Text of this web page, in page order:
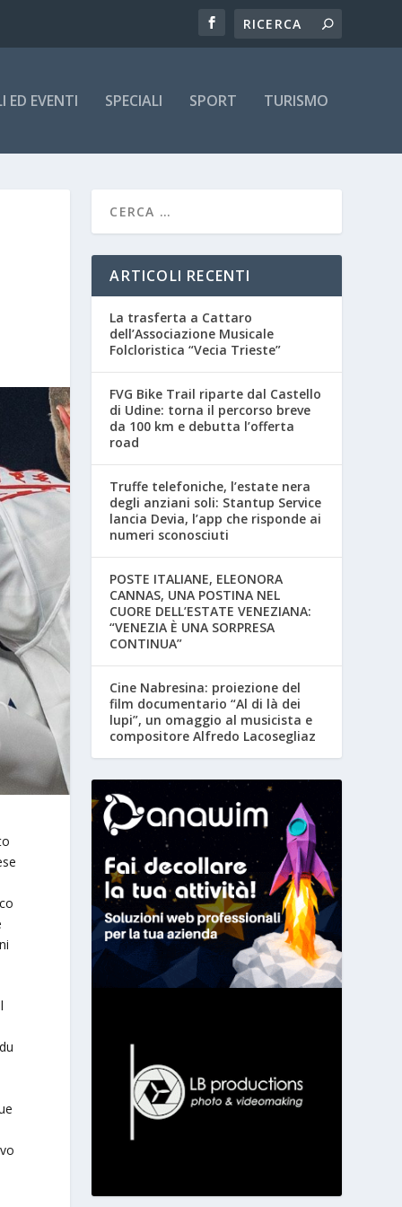
ED EVENTI SPECIALI SPORT TURISMO
ARTICOLI RECENTI
La trasferta a Cattaro
dell’Associazione Musicale
Folcloristica “Vecia Trieste”
FVG Bike Trail riparte dal Castello
di Udine: torna il percorso breve
da 100 km e debutta l’offerta
road
Truffe telefoniche, l’estate nera
degli anziani soli: Stantup Service
lancia Devia, l’app che risponde ai
numeri sconosciuti
POSTE ITALIANE, ELEONORA
CANNAS, UNA POSTINA NEL
CUORE DELL’ESTATE VENEZIANA:
“VENEZIA È UNA SORPRESA
CONTINUA”
Cine Nabresina: proiezione del
film documentario “Al di là dei
lupi”, un omaggio al musicista e
compositore Alfredo Lacosegliaz